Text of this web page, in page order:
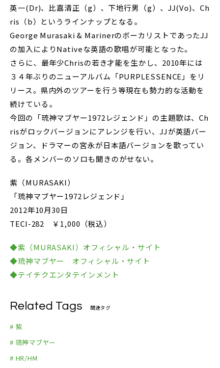
英一(Dr)、比嘉清正（g）、下地行男（g）、JJ(Vo)、Ch
ris（b）というラインナップとなる。
George Murasaki & MarinerのボーカリストであったJJ
の加入によりNativeな英語の歌唱が可能となった。
さらに、最年少Chrisの若き才能を生かし、2010年には
３４年ぶりのニューアルバム「PURPLESSENCE」をリ
リース。県内外のツアーを行う等現在も勢力的な活動を
続けている。
今回の「琉神マブヤー1972レジェンド」の主題歌は、Ch
risがロックバージョンにアレンジを行い、JJが英語バー
ジョン、ドラマーの宮永が日本語バージョンを歌ってい
る。各メンバーのソロも聞きのがせない。
紫（MURASAKI）
「琉神マブヤー1972レジェンド」
2012年10月30日
TECI-282 ￥1,000（税込）
◆紫（MURASAKI）オフィシャル・サイト
◆琉神マブヤー オフィシャル・サイト
◆テイチクエンタテインメント
Related Tags 関連タグ
# 紫
# 琉神マブヤー
# HR/HM